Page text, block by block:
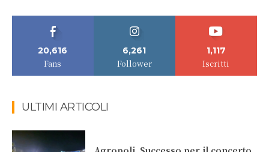
20,616
Fans
6,261
Follower
1,117
Iscritti
ULTIMI ARTICOLI